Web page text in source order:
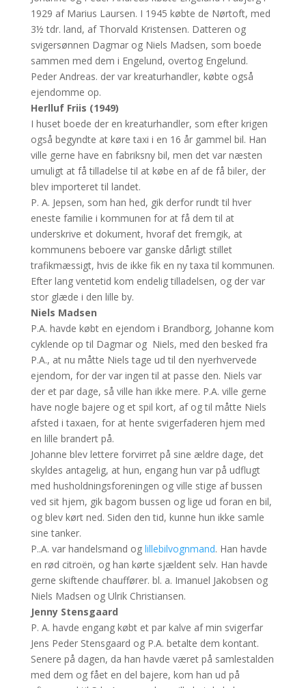
1929 af Marius Laursen. I 1945 købte de Nørtoft, med
3½ tdr. land, af Thorvald Kristensen. Datteren og
svigersønnen Dagmar og Niels Madsen, som boede
sammen med dem i Engelund, overtog Engelund.
Peder Andreas. der var kreaturhandler, købte også
ejendomme op.
Herlluf Friis (1949)
I huset boede der en kreaturhandler, som efter krigen
også begyndte at køre taxi i en 16 år gammel bil. Han
ville gerne have en fabriksny bil, men det var næsten
umuligt at få tilladelse til at købe en af de få biler, der
blev importeret til landet.
P. A. Jepsen, som han hed, gik derfor rundt til hver
eneste familie i kommunen for at få dem til at
underskrive et dokument, hvoraf det fremgik, at
kommunens beboere var ganske dårligt stillet
trafikmæssigt, hvis de ikke fik en ny taxa til kommunen.
Efter lang ventetid kom endelig tilladelsen, og der var
stor glæde i den lille by.
Niels Madsen
P.A. havde købt en ejendom i Brandborg, Johanne kom
cyklende op til Dagmar og Niels, med den besked fra
P.A., at nu måtte Niels tage ud til den nyerhvervede
ejendom, for der var ingen til at passe den. Niels var
der et par dage, så ville han ikke mere. P.A. ville gerne
have nogle bajere og et spil kort, af og til måtte Niels
afsted i taxaen, for at hente svigerfaderen hjem med
en lille brandert på.
Johanne blev lettere forvirret på sine ældre dage, det
skyldes antagelig, at hun, engang hun var på udflugt
med husholdningsforeningen og ville stige af bussen
ved sit hjem, gik bagom bussen og lige ud foran en bil,
og blev kørt ned. Siden den tid, kunne hun ikke samle
sine tanker.
P..A. var handelsmand og lillebilvognmand. Han havde
en rød citroën, og han kørte sjældent selv. Han havde
gerne skiftende chauffører. bl. a. Imanuel Jakobsen og
Niels Madsen og Ulrik Christiansen.
Jenny Stensgaard
P. A. havde engang købt et par kalve af min svigerfar
Jens Peder Stensgaard og P.A. betalte dem kontant.
Senere på dagen, da han havde været på samlestalden
med dem og fået en del bajere, kom han ud på